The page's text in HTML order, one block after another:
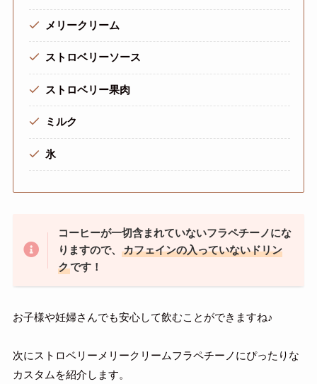
メリークリーム
ストロベリーソース
ストロベリー果肉
ミルク
氷
コーヒーが一切含まれていないフラペチーノにな
りますので、
カフェインの入っていないドリン
クです！
お子様や妊婦さんでも安心して飲むことができますね♪
次にストロベリーメリークリームフラペチーノにぴったりな
カスタムを紹介します。